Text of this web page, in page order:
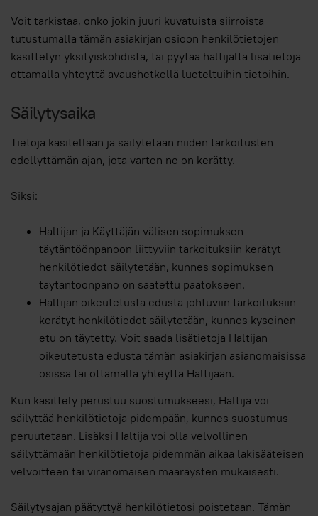
Voit tarkistaa, onko jokin juuri kuvatuista siirroista
tutustumalla tämän asiakirjan osioon henkilötietojen
käsittelyn yksityiskohdista, tai pyytää haltijalta lisätietoja
ottamalla yhteyttä avaushetkellä lueteltuihin tietoihin.
Säilytysaika
Tietoja käsitellään ja säilytetään niiden tarkoitusten
edellyttämän ajan, jota varten ne on kerätty.
Siksi:
Haltijan ja Käyttäjän välisen sopimuksen
täytäntöönpanoon liittyviin tarkoituksiin kerätyt
henkilötiedot säilytetään, kunnes sopimuksen
täytäntöönpano on saatettu päätökseen.
Haltijan oikeutetusta edusta johtuviin tarkoituksiin
kerätyt henkilötiedot säilytetään, kunnes kyseinen
etu on täytetty. Voit saada lisätietoja Haltijan
oikeutetusta edusta tämän asiakirjan asianomaisissa
osissa tai ottamalla yhteyttä Haltijaan.
Kun käsittely perustuu suostumukseesi, Haltija voi
säilyttää henkilötietoja pidempään, kunnes suostumus
peruutetaan. Lisäksi Haltija voi olla velvollinen
säilyttämään henkilötietoja pidemmän aikaa lakisääteisen
velvoitteen tai viranomaisen määräysten mukaisesti.
Säilytysajan päätyttyä henkilötietosi poistetaan. Tämän